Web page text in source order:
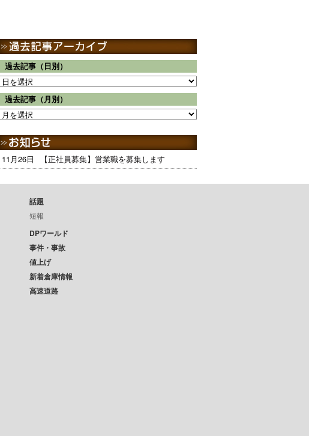
過去記事（日別）
過去記事（月別）
11月26日 【正社員募集】営業職を募集します
話題
短報
DPワールド
事件・事故
値上げ
新着倉庫情報
高速道路